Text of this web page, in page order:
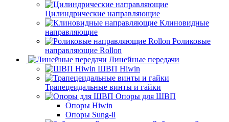
Цилиндрические направляющие
Клиновидные
направляющие
Роликовые
направляющие Rollon
Линейные передачи
ШВП Hiwin
Трапецеидальные винты и гайки
Опоры для ШВП
Опоры Hiwin
Опоры Sung-il